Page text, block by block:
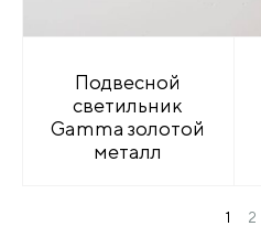
Подвесной
светильник
Gamma золотой
металл
1 2